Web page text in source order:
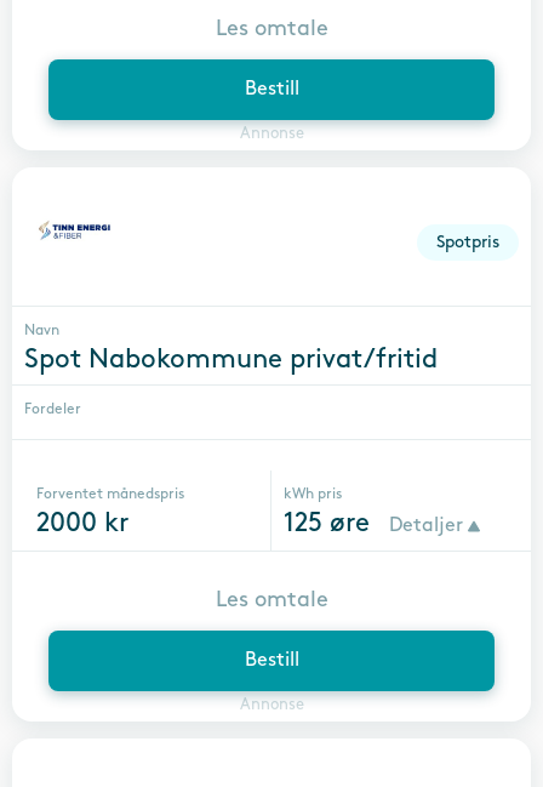
Bestill
Annonse
Les omtale
Spotpris
Navn
Spot Nabokommune privat/fritid
Fordeler
Forventet månedspris
2000 kr
kWh pris
125 øre Detaljer
Bestill
Annonse
Les omtale